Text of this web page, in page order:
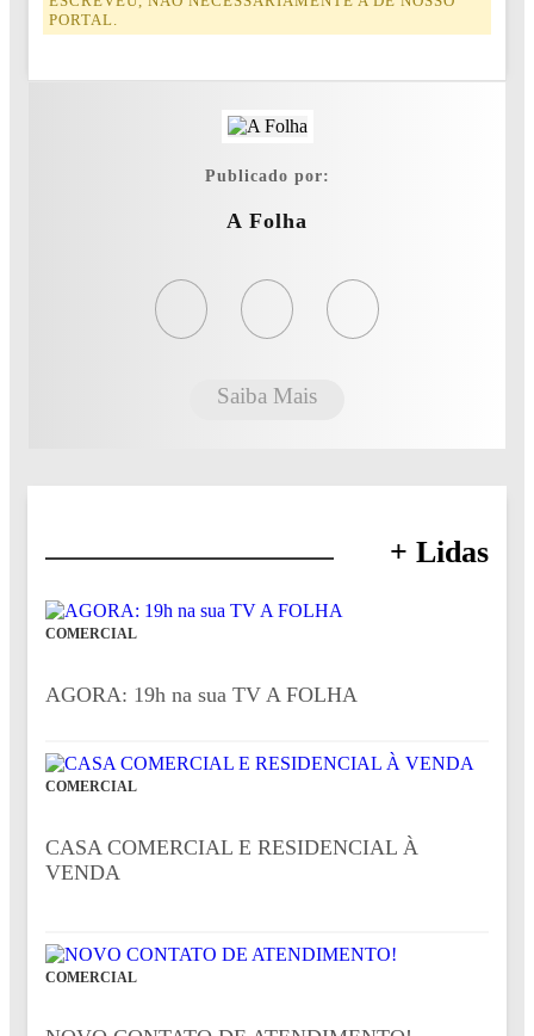
PORTAL.
Publicado por:
A Folha
Saiba Mais
+ Lidas
COMERCIAL
AGORA: 19h na sua TV A FOLHA
COMERCIAL
CASA COMERCIAL E RESIDENCIAL À
VENDA
COMERCIAL